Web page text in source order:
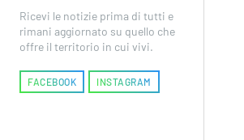
Ricevi le notizie prima di tutti e
rimani aggiornato su quello che
offre il territorio in cui vivi.
FACEBOOK INSTAGRAM